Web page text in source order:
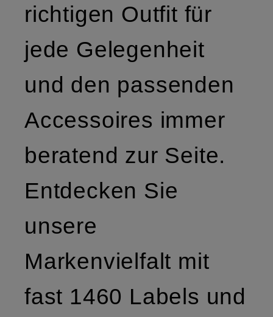
richtigen Outfit für
jede Gelegenheit
und den passenden
Accessoires immer
beratend zur Seite.
Entdecken Sie
unsere
Markenvielfalt mit
fast 1460 Labels und